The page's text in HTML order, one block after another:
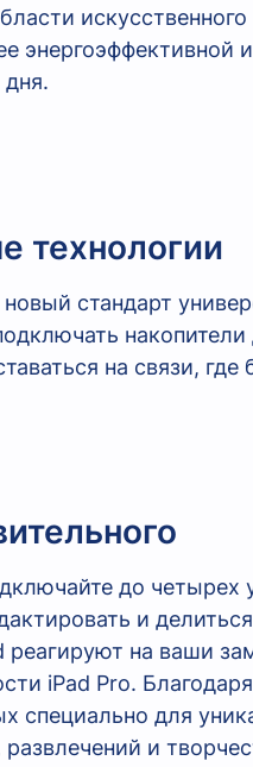
искусственного
энергоэффективной
дня.
технологии
стандарт
на связи,
до четырех
и
реагируют на ваши
iPad Pro.
специально для
и